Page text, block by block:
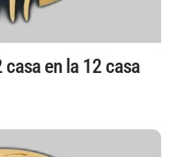
casa en la 12 casa